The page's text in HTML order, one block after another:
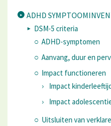
ADHD
DSM-5 criteria
ADHD-symptomen
Aanvang, duur en
Impact functioneren
Impact
Impact
Uitsluiten van